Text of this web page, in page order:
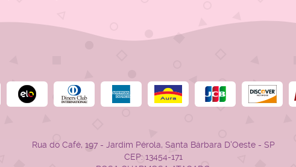
Rua do Café, 197- Jardim Pérola, Santa Bárbara D'Oeste- SP
CEP: 13454-171